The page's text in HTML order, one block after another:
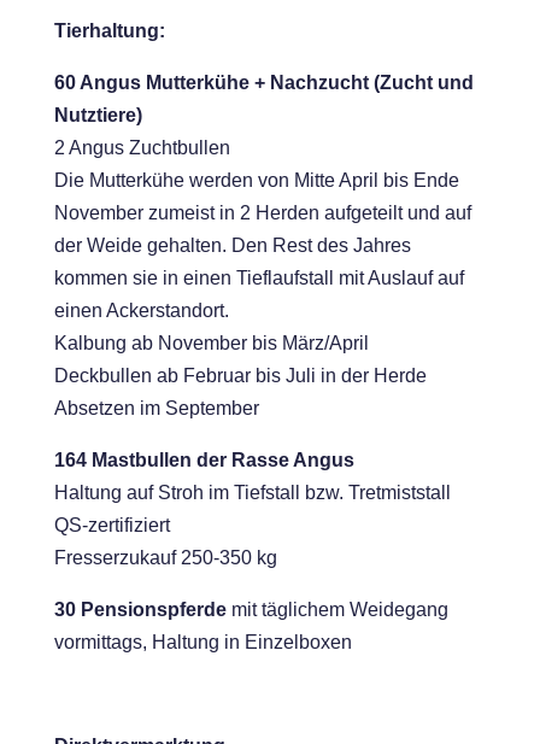
Tierhaltung:
60 Angus Mutterkühe + Nachzucht (Zucht und
Nutztiere)
2 Angus Zuchtbullen
Die Mutterkühe werden von Mitte April bis Ende
November zumeist in 2 Herden aufgeteilt und auf
der Weide gehalten. Den Rest des Jahres
kommen sie in einen Tieflaufstall mit Auslauf auf
einen Ackerstandort.
Kalbung ab November bis März/April
Deckbullen ab Februar bis Juli in der Herde
Absetzen im September
164 Mastbullen der Rasse Angus
Haltung auf Stroh im Tiefstall bzw. Tretmiststall
QS-zertifiziert
Fresserzukauf 250-350 kg
30 Pensionspferdemit täglichem Weidegang
vormittags, Haltung in Einzelboxen